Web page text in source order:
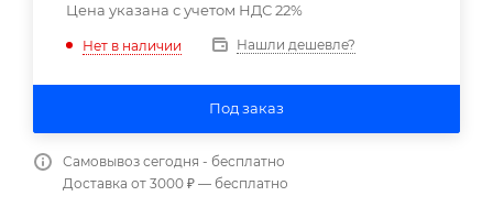
Цена указана с учетом НДС 22%
Нет в наличии Нашли дешевле?
Под заказ
Самовывоз сегодня - бесплатно
Доставка от 3000 ₽ — бесплатно